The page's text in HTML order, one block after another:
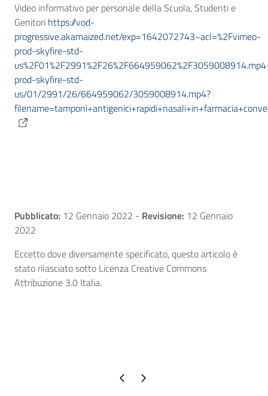
Video informativo per personale della Scuola, Studenti e
Genitori https://vod-
progressive.akamaized.net/exp=1642072743~acl=%2Fvimeo-
prod-skyfire-std-
prod-skyfire-std-
us/01/2991/26/664959062/3059008914.mp4?
Pubblicato: 12 Gennaio 2022 - Revisione: 12 Gennaio
2022
Eccetto dove diversamente specificato, questo articolo è
stato rilasciato sotto Licenza Creative Commons
Attribuzione 3.0 Italia.
Pagina precedente
Pagina successiva